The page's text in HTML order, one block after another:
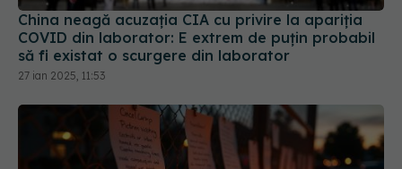
27 ian 2025, 11:53